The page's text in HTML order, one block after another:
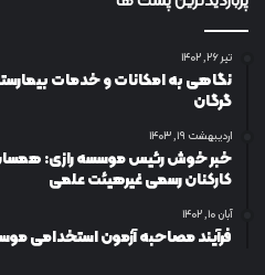
تیر ۲۶, ۱۴۰۲
نگاهی به امکانات و خدمات
گرگان
اردیبهشت ۱۹, ۱۴۰۳
خبر خوش رئیس موسسه رازی:
کارکنان رسمی غیرهیئت علمی
آبان ۱۰, ۱۴۰۲
فرآیند مصاحبه آزمون استخدامی